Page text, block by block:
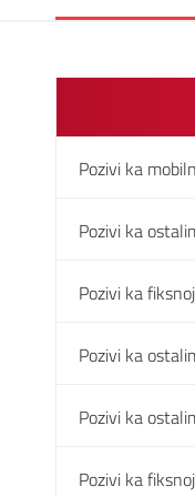
Pozivi ka
Pozivi ka
Pozivi ka
Pozivi ka
Pozivi ka
Pozivi ka